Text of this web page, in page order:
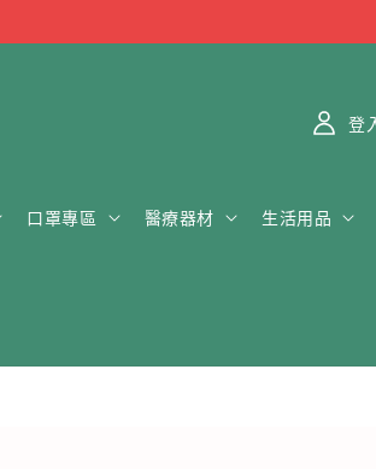
口罩專區 醫療器材 生活用品
登